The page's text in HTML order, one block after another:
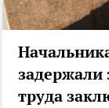
задержали
труда